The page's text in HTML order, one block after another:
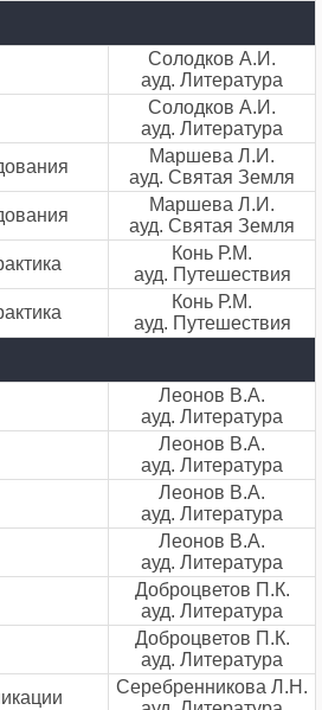
Солодков А.И.
ауд. Литература
Солодков А.И.
ауд. Литература
Маршева Л.И.
ауд. Святая Земля
Маршева Л.И.
ауд. Святая Земля
Конь Р.М.
ауд. Путешествия
Конь Р.М.
ауд. Путешествия
Леонов В.А.
ауд. Литература
Леонов В.А.
ауд. Литература
Леонов В.А.
ауд. Литература
Леонов В.А.
ауд. Литература
Доброцветов П.К.
ауд. Литература
Доброцветов П.К.
ауд. Литература
Серебренникова Л.Н.